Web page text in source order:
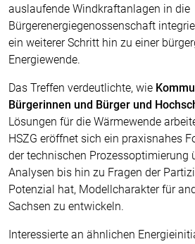
auslaufende Windkraftanlagen in die
Bürgerenergiegenossenschaft
ein weiterer Schritt hin zu einer
Energiewende.
Das Treffen verdeutlichte, wie
Bürgerinnen und Bürger und
Lösungen für die Wärmewende
HSZG eröffnet sich ein praxisnahes
der technischen Prozessoptimierung
Analysen bis hin zu Fragen der
Potenzial hat, Modellcharakter für
Sachsen zu entwickeln.
Interessierte an ähnlichen